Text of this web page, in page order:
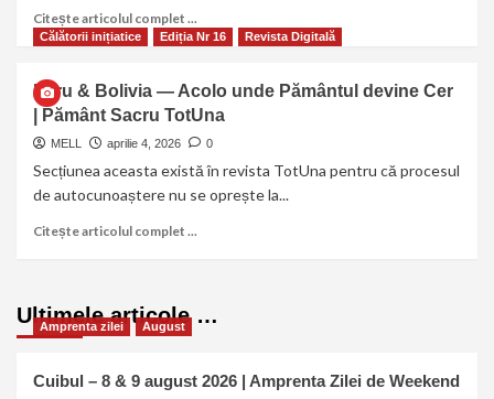
Citește articolul complet ...
Călătorii inițiatice Ediția Nr 16 Revista Digitală
Peru & Bolivia — Acolo unde Pământul devine Cer
| Pământ Sacru TotUna
MELL aprilie 4, 2026 0
Secțiunea aceasta există în revista TotUna pentru că procesul
de autocunoaștere nu se oprește la...
Citește articolul complet ...
Ultimele articole …
Amprenta zilei August
Cuibul – 8 & 9 august 2026 | Amprenta Zilei de Weekend